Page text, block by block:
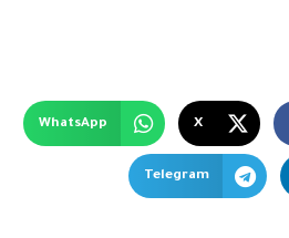
X
WhatsApp
Telegram